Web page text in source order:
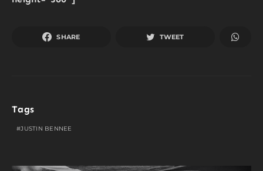
SHARE TWEET
Tags
JUSTIN BENNEE